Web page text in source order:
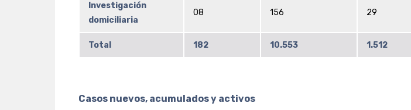
Investigación
domiciliaria
08 156 29
Total 182 10.553 1.512
Casos nuevos, acumulados y activos